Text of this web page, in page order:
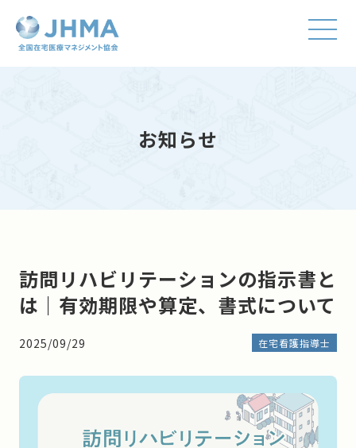
お知らせ
訪問リハビリテーションの指示書と
は｜有効期限や算定、書式について
2025/09/29 在宅看護指導士